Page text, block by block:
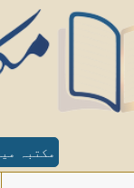
مکتبہ